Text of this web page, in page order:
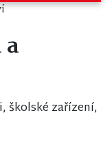
školské zařízení,